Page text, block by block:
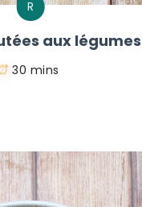
R
aux légumes
30 mins